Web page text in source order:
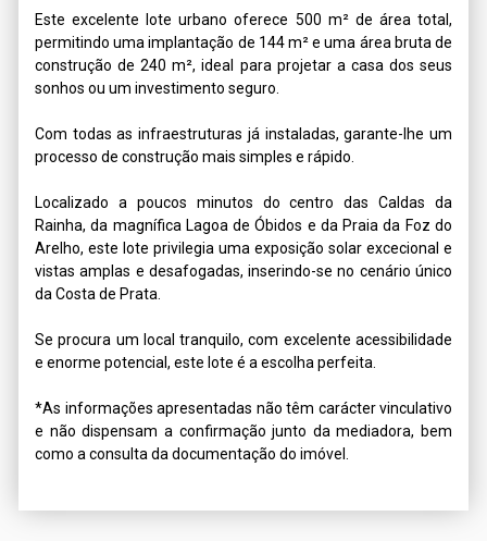
Este excelente lote urbano oferece 500 m² de área total,
permitindo uma implantação de 144 m² e uma área bruta de
construção de 240 m², ideal para projetar a casa dos seus
sonhos ou um investimento seguro.
Com todas as infraestruturas já instaladas, garante-lhe um
processo de construção mais simples e rápido.
Localizado a poucos minutos do centro das Caldas da
Rainha, da magnífica Lagoa de Óbidos e da Praia da Foz do
Arelho, este lote privilegia uma exposição solar excecional e
vistas amplas e desafogadas, inserindo-se no cenário único
da Costa de Prata.
Se procura um local tranquilo, com excelente acessibilidade
e enorme potencial, este lote é a escolha perfeita.
*As informações apresentadas não têm carácter vinculativo
e não dispensam a confirmação junto da mediadora, bem
como a consulta da documentação do imóvel.